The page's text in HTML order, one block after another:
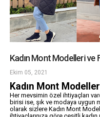
Kadın Mont Modelleri ve
Ekim 05, 2021
Kadın Mont
Her mevsimin özel ihtiyaçları
birisi ise, şık ve modaya uygun
olarak sizlere Kadın Mont